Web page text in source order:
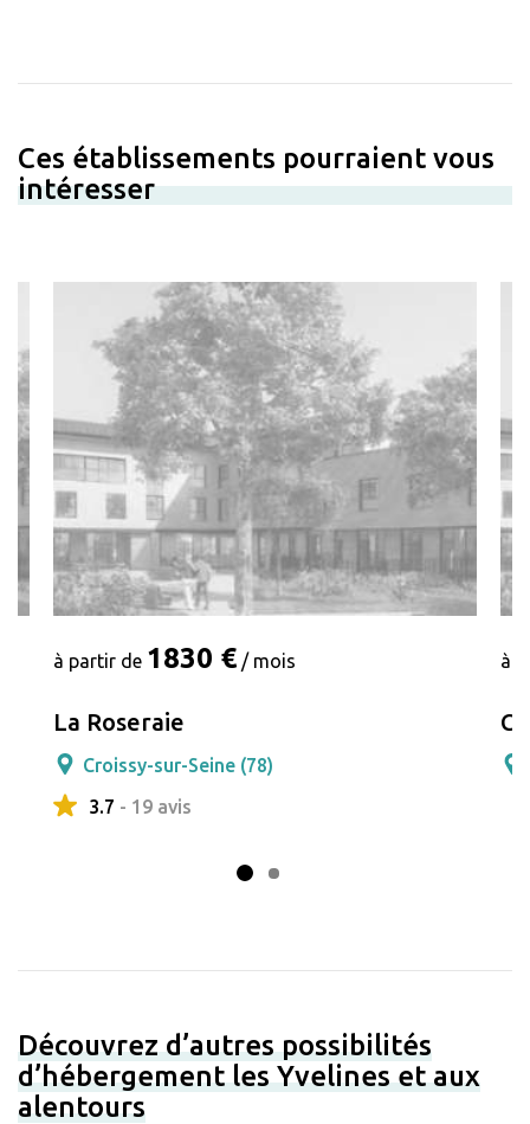
Ces établissements pourraient vous
intéresser
à partir de 1830 € / mois
La Roseraie
Croissy-sur-Seine (78)
3.7 - 19 avis
à
Découvrez d’autres possibilités
d’hébergement les Yvelines et aux
alentours